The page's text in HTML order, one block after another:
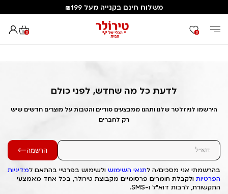
משלוח חינם בקנייה מעל ₪199
0 0
דף הבית Out of Stock Alert 2025/06/26 1750959034
לדעת כל מה שחדש, לפני כולם
הירשמו לניוזלטר שלנו ותהנו ממבצעים סודיים והטבות על מוצרים חדשים שיש
רק לחברים
הרשמה
בהרשמתי אני מסכים/ה לתנאי השימוש ולשימוש בפרטיי בהתאם למדיניות
הפרטיות ולקבלת חומרים פרסומיים מקבוצת טירולר, בכל אחד מאמצעי
התקשורת, לרבות דוא"ל ו-SMS.